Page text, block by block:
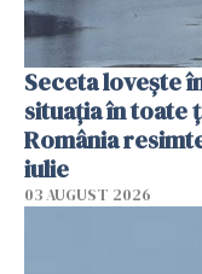
Seceta lovește
situația în toate
România
iulie
03 AUGUST 2026